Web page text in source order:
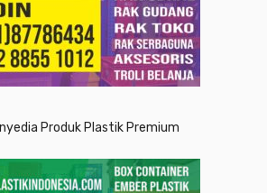
Produk Plastik Premium